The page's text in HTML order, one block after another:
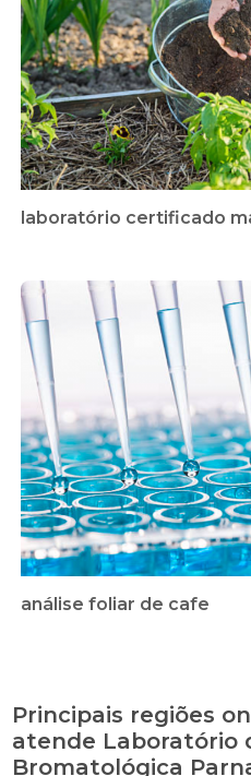
laboratório certificado
análise foliar de cafe
Principais regiões
atende Laboratório
Bromatológica